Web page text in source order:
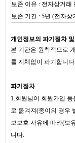
보존 이유 : 전자상거래
보존 기간 : 5년 (전자
개인정보의 파기절차 및
본 기관은 원칙적으로
를 지체없이 파기합니
파기절차
1.회원님이 회원가입
로 옮겨져(종이의 경우
보보호 사유에 따라(보
니다.